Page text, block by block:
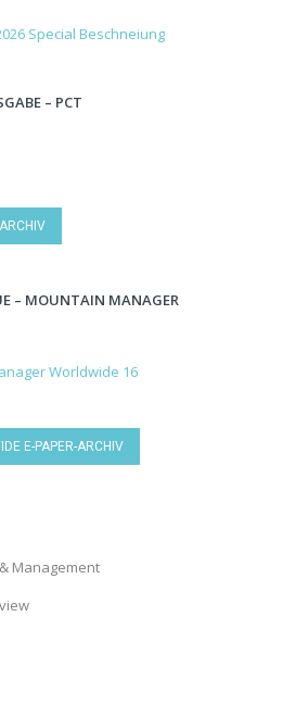
– PCT
– MOUNTAIN MANAGER
E-PAPER-ARCHIV
Management